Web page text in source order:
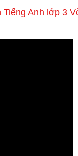
Tiếng Anh lớp 3